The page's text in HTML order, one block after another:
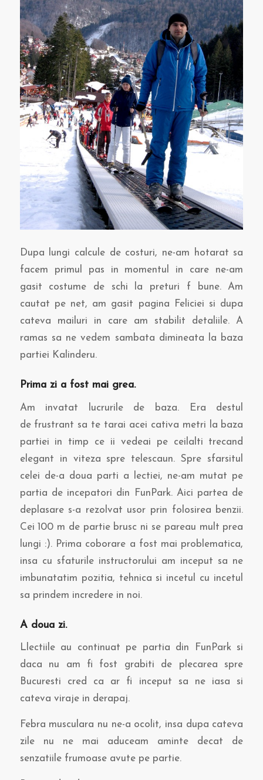
Dupa lungi calcule de costuri, ne-am hotarat sa
facem primul pas in momentul in care ne-am
gasit costume de schi la preturi f bune. Am
cautat pe net, am gasit pagina Feliciei si dupa
cateva mailuri in care am stabilit detaliile. A
ramas sa ne vedem sambata dimineata la baza
partiei Kalinderu.
Prima zi a fost mai grea.
Am invatat lucrurile de baza. Era destul
de frustrant sa te tarai acei cativa metri la baza
partiei in timp ce ii vedeai pe ceilalti trecand
elegant in viteza spre telescaun. Spre sfarsitul
celei de-a doua parti a lectiei, ne-am mutat pe
partia de incepatori din FunPark. Aici partea de
deplasare s-a rezolvat usor prin folosirea benzii.
Cei 100 m de partie brusc ni se pareau mult prea
lungi :). Prima coborare a fost mai problematica,
insa cu sfaturile instructorului am inceput sa ne
imbunatatim pozitia, tehnica si incetul cu incetul
sa prindem incredere in noi.
A doua zi.
Llectiile au continuat pe partia din FunPark si
daca nu am fi fost grabiti de plecarea spre
Bucuresti cred ca ar fi inceput sa ne iasa si
cateva viraje in derapaj.
Febra musculara nu ne-a ocolit, insa dupa cateva
zile nu ne mai aduceam aminte decat de
senzatiile frumoase avute pe partie.